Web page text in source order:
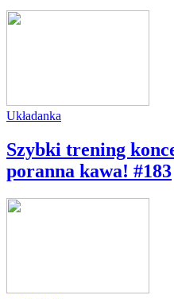
Układanka
Szybki trening
poranna kawa! #183